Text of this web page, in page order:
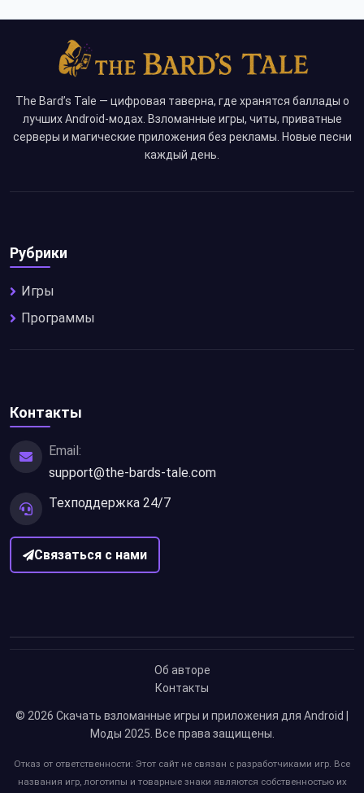
The Bard’s Tale — цифровая таверна, где хранятся баллады о
лучших Android-модах. Взломанные игры, читы, приватные
серверы и магические приложения без рекламы. Новые песни
каждый день.
Рубрики
Игры
Программы
Контакты
Email:
support@the-bards-tale.com
Техподдержка 24/7
Связаться с нами
Об авторе
Контакты
© 2026 Скачать взломанные игры и приложения для Android |
Моды 2025. Все права защищены.
Отказ от ответственности: Этот сайт не связан с разработчиками игр. Все
названия игр, логотипы и товарные знаки являются собственностью их